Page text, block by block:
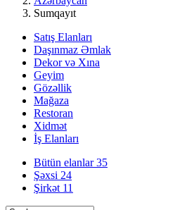
Sumqayıt
Satış Elanları
Daşınmaz Əmlak
Dekor və Xına
Geyim
Gözəllik
Mağaza
Restoran
Xidmət
İş Elanları
Bütün elanlar35
Şəxsi 24
Şirkət 11